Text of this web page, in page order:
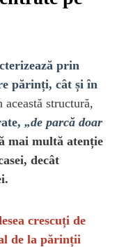
prin
părinți, cât și în
această structură,
„de parcă doar
mai multă atenție
decât
crescuți de
de la părinții